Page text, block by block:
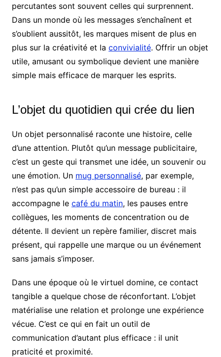
percutantes sont souvent celles qui surprennent.
Dans un monde où les messages s’enchaînent et
s’oublient aussitôt, les marques misent de plus en
plus sur la créativité et la convivialité. Offrir un objet
utile, amusant ou symbolique devient une manière
simple mais efficace de marquer les esprits.
L’objet du quotidien qui crée du lien
Un objet personnalisé raconte une histoire, celle
d’une attention. Plutôt qu’un message publicitaire,
c’est un geste qui transmet une idée, un souvenir ou
une émotion. Un mug personnalisé, par exemple,
n’est pas qu’un simple accessoire de bureau : il
accompagne le café du matin, les pauses entre
collègues, les moments de concentration ou de
détente. Il devient un repère familier, discret mais
présent, qui rappelle une marque ou un événement
sans jamais s’imposer.
Dans une époque où le virtuel domine, ce contact
tangible a quelque chose de réconfortant. L’objet
matérialise une relation et prolonge une expérience
vécue. C’est ce qui en fait un outil de
communication d’autant plus efficace : il unit
praticité et proximité.